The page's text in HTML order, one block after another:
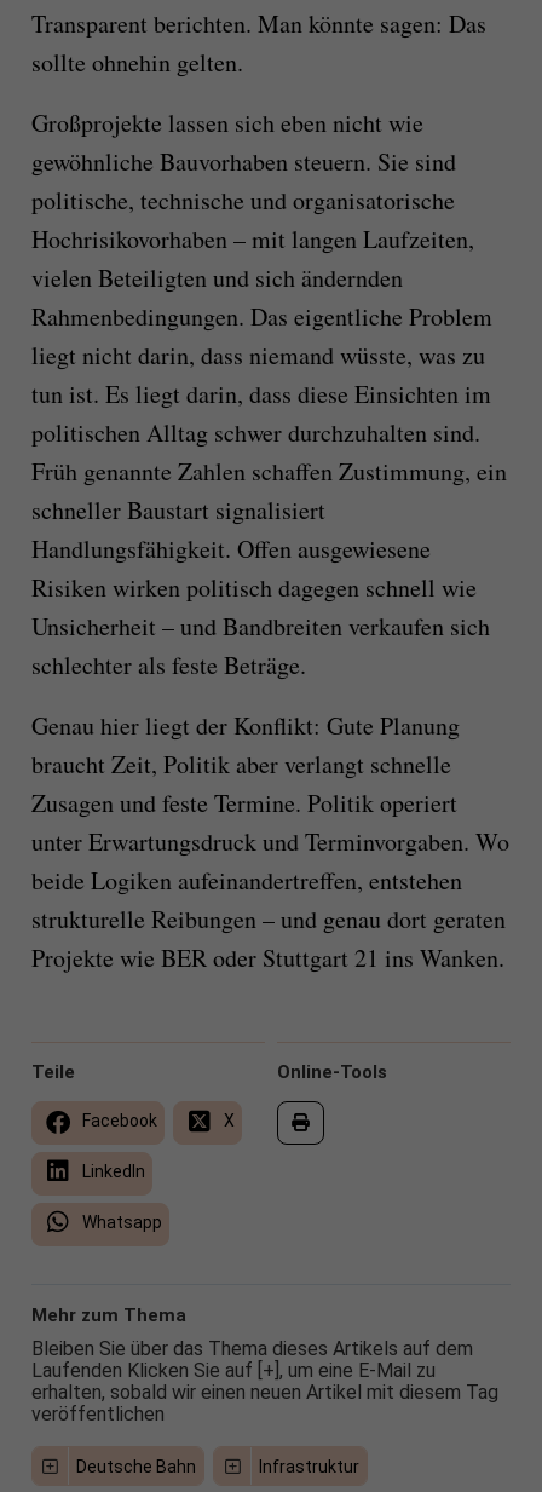
Transparent berichten. Man könnte sagen: Das
sollte ohnehin gelten.
Großprojekte lassen sich eben nicht wie
gewöhnliche Bauvorhaben steuern. Sie sind
politische, technische und organisatorische
Hochrisikovorhaben – mit langen Laufzeiten,
vielen Beteiligten und sich ändernden
Rahmenbedingungen. Das eigentliche Problem
liegt nicht darin, dass niemand wüsste, was zu
tun ist. Es liegt darin, dass diese Einsichten im
politischen Alltag schwer durchzuhalten sind.
Früh genannte Zahlen schaffen Zustimmung, ein
schneller Baustart signalisiert
Handlungsfähigkeit. Offen ausgewiesene
Risiken wirken politisch dagegen schnell wie
Unsicherheit – und Bandbreiten verkaufen sich
schlechter als feste Beträge.
Genau hier liegt der Konflikt: Gute Planung
braucht Zeit, Politik aber verlangt schnelle
Zusagen und feste Termine. Politik operiert
unter Erwartungsdruck und Terminvorgaben. Wo
beide Logiken aufeinandertreffen, entstehen
strukturelle Reibungen – und genau dort geraten
Projekte wie BER oder Stuttgart 21 ins Wanken.
Online-Tools
Teile
Facebook X
LinkedIn
Whatsapp
Mehr zum Thema
Bleiben Sie über das Thema dieses Artikels auf dem
Laufenden Klicken Sie auf [+], um eine E-Mail zu
erhalten, sobald wir einen neuen Artikel mit diesem Tag
veröffentlichen
Deutsche Bahn Infrastruktur